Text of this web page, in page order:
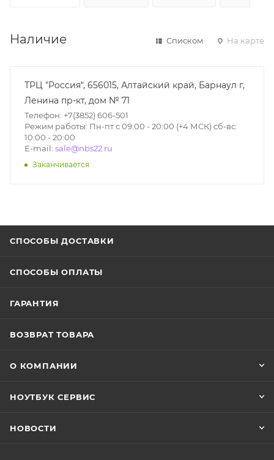
Наличие Списком На карте
ТРЦ "Россия", 656015, Алтайский край, Барнаул г,
Ленина пр-кт, дом № 71
Телефон: +7(3852) 606-501
Режим работы: Пн-пт с 09:00 - 20:00 (+4 МСК) сб-вс:
10:00 - 20:00
E-mail: sale@nbs22.ru
Заканчивается
СПОСОБЫ ДОСТАВКИ
СПОСОБЫ ОПЛАТЫ
ГАРАНТИЯ
ВОЗВРАТ ТОВАРА
О КОМПАНИИ
НОУТБУК СЕРВИС
НОВОСТИ